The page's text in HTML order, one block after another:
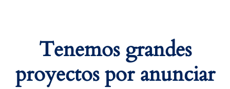
Tenemos grandes
proyectos por anunciar